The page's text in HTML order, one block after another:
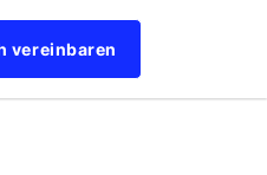
vereinbaren